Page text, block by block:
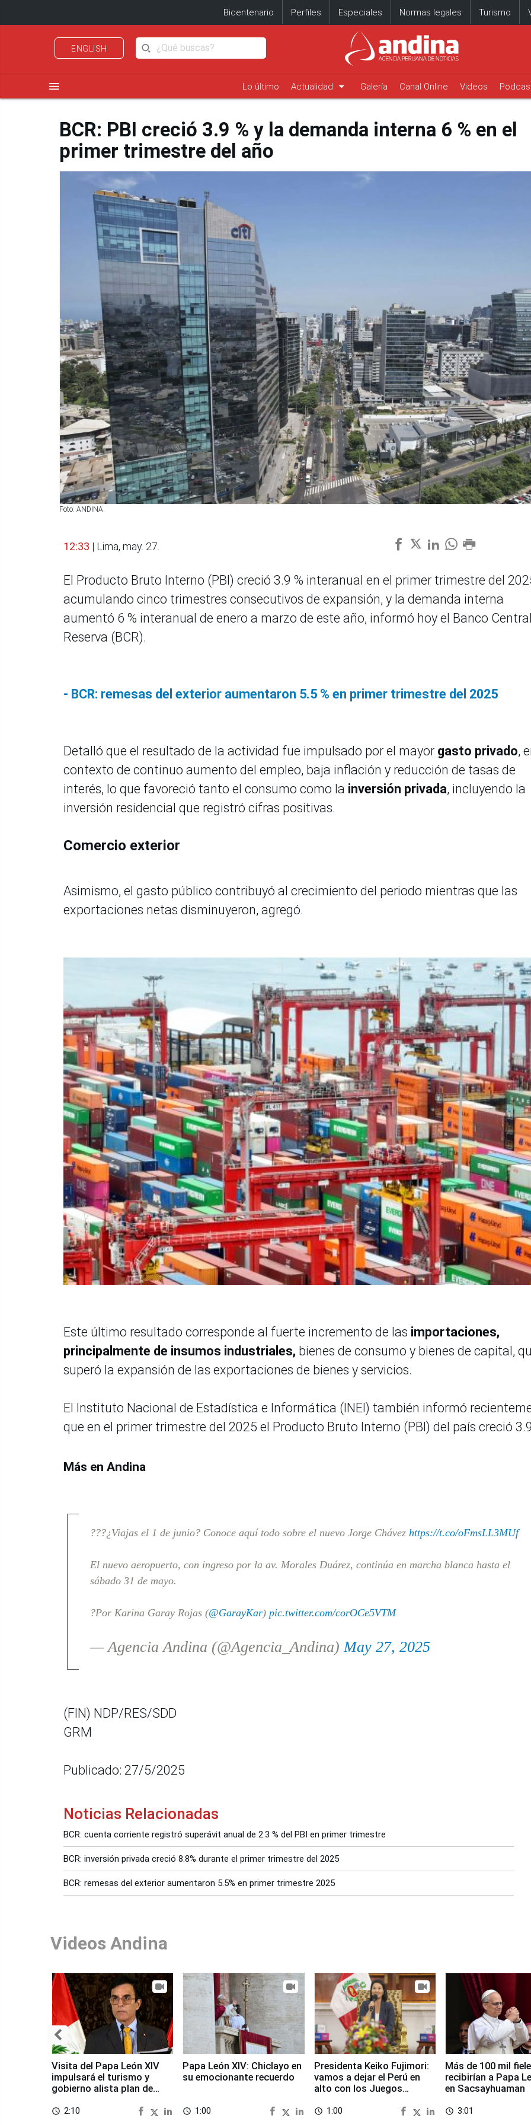
Bicentenario Perfiles Especiales Normas legales Turismo
ENGLISH
menu Lo último Actualidad arrow_drop_down Galería Canal Online Videos
BCR: PBI creció 3.9 % y la demanda interna 6 % en el
primer trimestre del año
Foto: ANDINA.
12:33 | Lima, may. 27.
El Producto Bruto Interno (PBI) creció 3.9 % interanual en el primer trimestre del
acumulando cinco trimestres consecutivos de expansión, y la demanda interna
aumentó 6 % interanual de enero a marzo de este año, informó hoy el Banco
Reserva (BCR).
- BCR: remesas del exterior aumentaron 5.5 % en primer trimestre del 2025
Detalló que el resultado de la actividad fue impulsado por el mayor gasto privado,
contexto de continuo aumento del empleo, baja inflación y reducción de tasas de
interés, lo que favoreció tanto el consumo como la inversión privada, incluyendo la
inversión residencial que registró cifras positivas.
Comercio exterior
Asimismo, el gasto público contribuyó al crecimiento del periodo mientras que las
exportaciones netas disminuyeron, agregó.
Este último resultado corresponde al fuerte incremento de las importaciones,
principalmente de insumos industriales, bienes de consumo y bienes de capital,
superó la expansión de las exportaciones de bienes y servicios.
El Instituto Nacional de Estadística e Informática (INEI) también informó
que en el primer trimestre del 2025 el Producto Bruto Interno (PBI) del país creció
Más en Andina
???¿Viajas el 1 de junio? Conoce aquí todo sobre el nuevo Jorge Chávez https://t.co/oFmsLL3MUf
El nuevo aeropuerto, con ingreso por la av. Morales Duárez, continúa en marcha blanca hasta el
sábado 31 de mayo.
?Por Karina Garay Rojas (@GarayKar) pic.twitter.com/corOCe5VTM
— Agencia Andina (@Agencia_Andina)May 27, 2025
(FIN) NDP/RES/SDD
GRM
Publicado: 27/5/2025
Noticias Relacionadas
BCR: cuenta corriente registró superávit anual de 2.3 % del PBI en primer trimestre
BCR: inversión privada creció 8.8% durante el primer trimestre del 2025
BCR: remesas del exterior aumentaron 5.5% en primer trimestre 2025
Videos Andina
Visita del Papa León XIV
impulsará el turismo y
gobierno alista plan de
access_time 2:10
Papa León XIV: Chiclayo en
su emocionante recuerdo
access_time 1:00
Presidenta Keiko Fujimori:
vamos a dejar el Perú en
alto con los Juegos
access_time 1:00
Más de 100 mil
recibirían a Papa
en Sacsayhuaman
access_time 3:01